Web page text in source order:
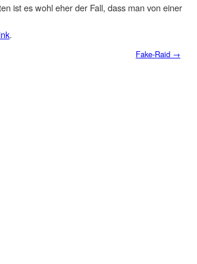
ist es wohl eher der Fall, dass man von einer
.
Fake-Raid →